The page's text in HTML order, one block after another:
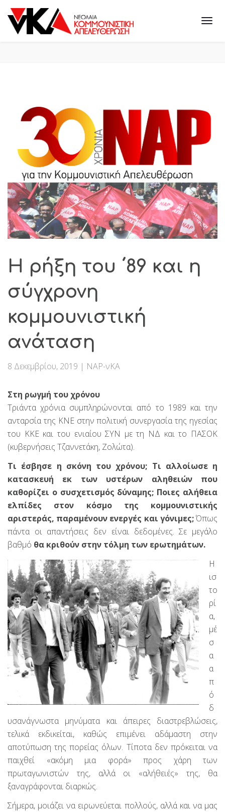
Η ρήξη του ΄89 και η
σύγχρονη
κομμουνιστική
ανάταση
8 Δεκεμβρίου, 2019 | ΝΑΡ-νΚΑ
Στη ρωγμή του χρόνου
Τριάντα χρόνια συμπληρώνονται από το 1989 και την
ανταρσία της ΚΝΕ στην πολιτική συνεργασία της ηγεσίας
του ΚΚΕ και του ενιαίου ΣΥΝ με τη ΝΔ και το ΠΑΣΟΚ
(κυβερνήσεις Τζαννετάκη, Ζολώτα).
Τι έσβησε η σκόνη του χρόνου; Τι αλλοίωσε η
κατασκευή εκ των υστέρων αληθειών που
καθορίζει ο συσχετισμός δύναμης; Ποιες αλήθεια
ελπίδες στον κόσμο της κομμουνιστικής
αριστεράς, παραμένουν ενεργές και γόνιμες;Όπως
πάντα οι απαντήσεις δεν είναι δεδομένες. Σε μεγάλο
βαθμό θα κριθούν στην τόλμη των ερωτημάτων.
Η
ισ
το
ρί
α,
μέ
σ
α
α
π
ό
δ
υσανάγνωστα μηνύματα και άπειρες διαστρεβλώσεις,
τελικά εκδικείται, καθώς επιμένει αδάμαστη στην
αποτύπωση της πορείας όλων. Τίποτα δεν πρόκειται να
παιχθεί «ακόμη μια φορά» προς χάρη των
πρωταγωνιστών της, αλλά οι «αλήθειές» της, θα
ξαναγράφονται διαρκώς.
Σήμερα, μοιάζει να ειρωνεύεται πολλούς, αλλά και να μας